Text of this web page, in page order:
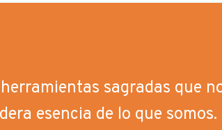
sagradas que
esencia de lo que somos.